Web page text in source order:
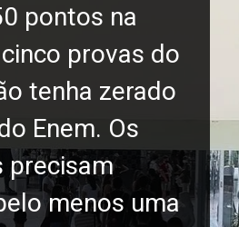
pontos na
provas do
tenha zerado
Enem. Os
precisam
menos uma